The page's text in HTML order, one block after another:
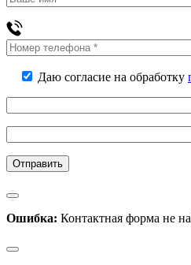
Даю согласие на обработку
Ошибка: Контактная форма не